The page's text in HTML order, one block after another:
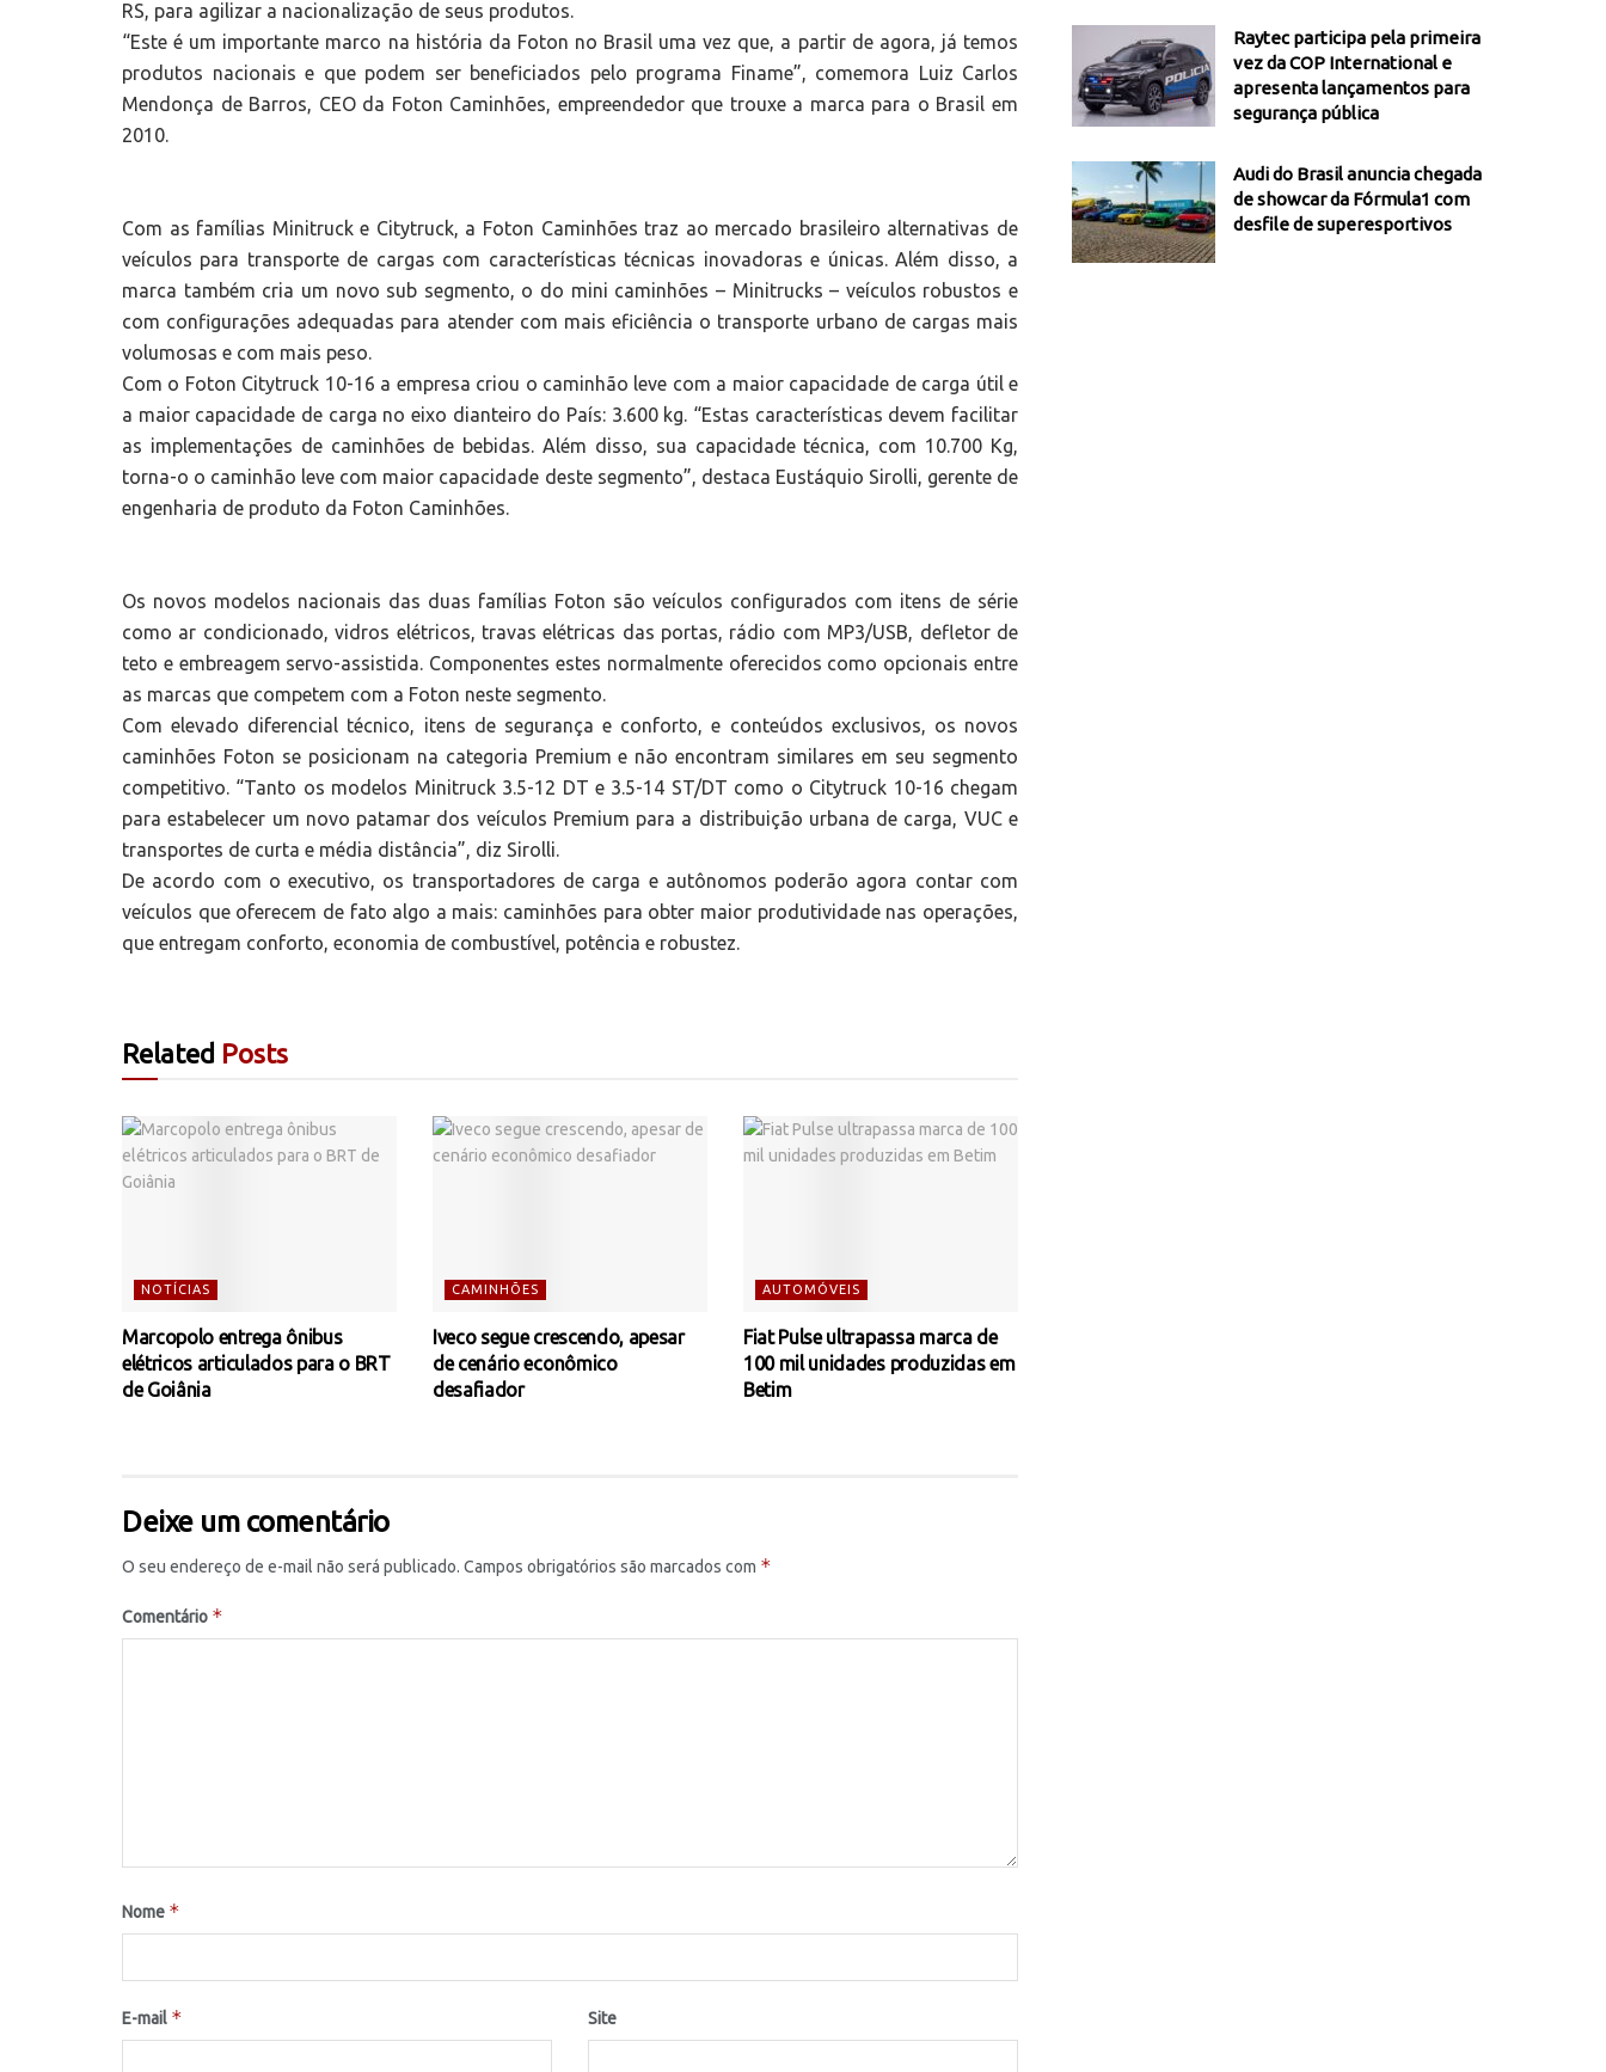
RS, para agilizar a nacionalização de seus produtos.
“Este é um importante marco na história da Foton no Brasil uma vez que, a partir de agora, já temos
produtos nacionais e que podem ser beneficiados pelo programa Finame”, comemora Luiz Carlos
Mendonça de Barros, CEO da Foton Caminhões, empreendedor que trouxe a marca para o Brasil em
2010.
Com as famílias Minitruck e Citytruck, a Foton Caminhões traz ao mercado brasileiro alternativas de
veículos para transporte de cargas com características técnicas inovadoras e únicas. Além disso, a
marca também cria um novo sub segmento, o do mini caminhões – Minitrucks – veículos robustos e
com configurações adequadas para atender com mais eficiência o transporte urbano de cargas mais
volumosas e com mais peso.
Com o Foton Citytruck 10-16 a empresa criou o caminhão leve com a maior capacidade de carga útil e
a maior capacidade de carga no eixo dianteiro do País: 3.600 kg. “Estas características devem facilitar
as implementações de caminhões de bebidas. Além disso, sua capacidade técnica, com 10.700 Kg,
torna-o o caminhão leve com maior capacidade deste segmento”, destaca Eustáquio Sirolli, gerente de
engenharia de produto da Foton Caminhões.
Os novos modelos nacionais das duas famílias Foton são veículos configurados com itens de série
como ar condicionado, vidros elétricos, travas elétricas das portas, rádio com MP3/USB, defletor de
teto e embreagem servo-assistida. Componentes estes normalmente oferecidos como opcionais entre
as marcas que competem com a Foton neste segmento.
Com elevado diferencial técnico, itens de segurança e conforto, e conteúdos exclusivos, os novos
caminhões Foton se posicionam na categoria Premium e não encontram similares em seu segmento
competitivo. “Tanto os modelos Minitruck 3.5-12 DT e 3.5-14 ST/DT como o Citytruck 10-16 chegam
para estabelecer um novo patamar dos veículos Premium para a distribuição urbana de carga, VUC e
transportes de curta e média distância”, diz Sirolli.
De acordo com o executivo, os transportadores de carga e autônomos poderão agora contar com
veículos que oferecem de fato algo a mais: caminhões para obter maior produtividade nas operações,
que entregam conforto, economia de combustível, potência e robustez.
Related Posts
NOTÍCIAS
Marcopolo entrega ônibus
elétricos articulados para o BRT
de Goiânia
CAMINHÕES
Iveco segue crescendo, apesar
de cenário econômico
desafiador
AUTOMÓVEIS
Fiat Pulse ultrapassa marca de
100 mil unidades produzidas em
Betim
Deixe um comentário
O seu endereço de e-mail não será publicado. Campos obrigatórios são marcados com *
Comentário *
Nome *
E-mail * Site
Raytec participa pela primeira
vez da COP International e
apresenta lançamentos para
segurança pública
Audi do Brasil anuncia chegada
de showcar da Fórmula1 com
desfile de superesportivos